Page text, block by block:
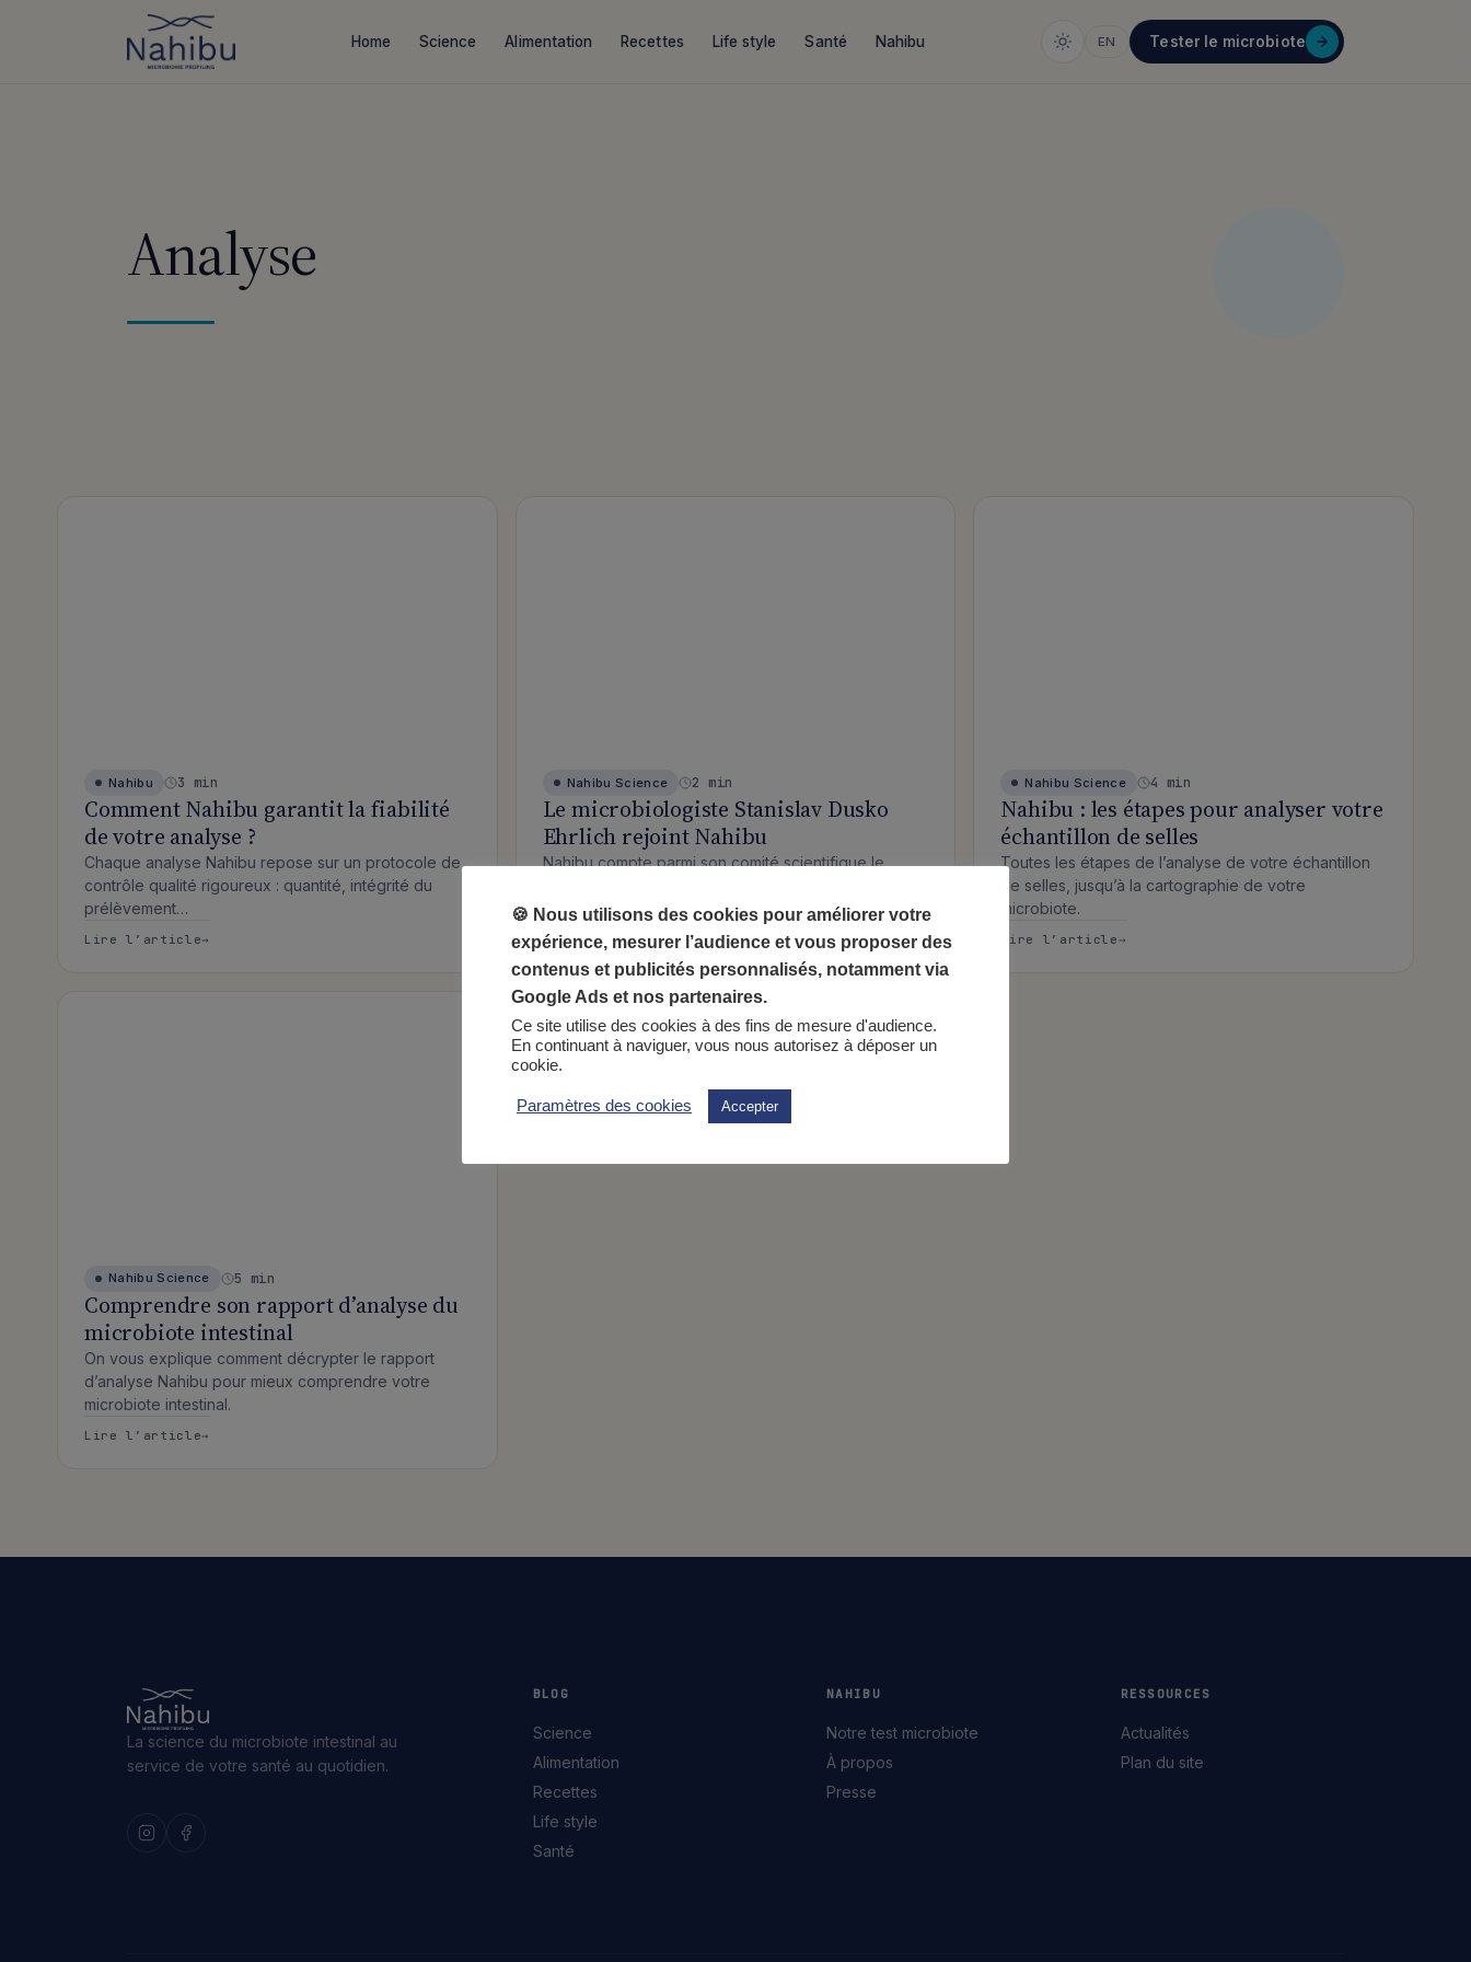
Home Science Alimentation Recettes Life style Santé Nahibu EN Tester le microbiote
Analyse
Nahibu 3 min
Comment Nahibu garantit la fiabilité
de votre analyse ?
Chaque analyse Nahibu repose sur un protocole de
contrôle qualité rigoureux : quantité, intégrité du
prélèvement…
Lire l’article: Comment Nahibu garantit la fiabilité de votre analyse ?
Nahibu Science 2 min
Le microbiologiste Stanislav Dusko
Ehrlich rejoint Nahibu
Nahibu compte parmi son comité scientifique le
microbiologiste Stanislav…
Lire l’article: Le microbiologiste Stanislav Dusko Ehrlich rejoint Nahibu
Nahibu Science 4 min
Nahibu : les étapes pour analyser votre
échantillon de selles
Toutes les étapes de l’analyse de votre échantillon
de selles, jusqu’à la cartographie de votre
microbiote.
Lire l’article: Nahibu : les étapes pour analyser
Nahibu Science 5 min
Comprendre son rapport d’analyse du
microbiote intestinal
On vous explique comment décrypter le rapport
d’analyse Nahibu pour mieux comprendre votre
microbiote intestinal.
Lire l’article: Comprendre son rapport d’analyse du microbiote intestinal
La science du microbiote intestinal au
service de votre santé au quotidien.
BLOG
Science
Alimentation
Recettes
Life style
Santé
NAHIBU
Notre test microbiote
À propos
Presse
RESSOURCES
Actualités
Plan du site
🍪 Nous utilisons des cookies pour améliorer votre
expérience, mesurer l’audience et vous proposer des
contenus et publicités personnalisés, notamment via
Google Ads et nos partenaires.
Ce site utilise des cookies à des fins de mesure d'audience.
En continuant à naviguer, vous nous autorisez à déposer un
cookie.
Paramètres des cookies Accepter